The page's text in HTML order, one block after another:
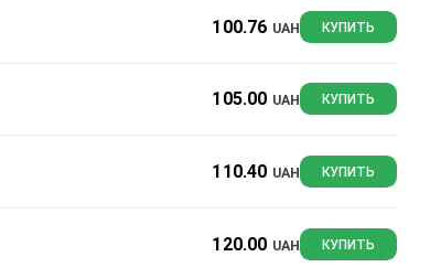
100.76 UAH КУПИТЬ
105.00 UAH КУПИТЬ
110.40 UAH КУПИТЬ
120.00 UAH КУПИТЬ